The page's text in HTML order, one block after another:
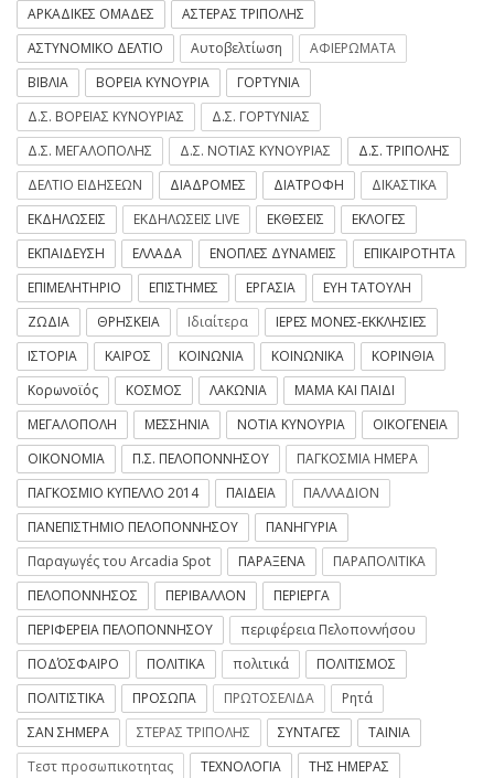
ΑΡΚΑΔΙΚΕΣ ΟΜΑΔΕΣ
ΑΣΤΕΡΑΣ ΤΡΙΠΟΛΗΣ
ΑΣΤΥΝΟΜΙΚΟ ΔΕΛΤΙΟ
Αυτοβελτίωση
ΑΦΙΕΡΩΜΑΤΑ
ΒΙΒΛΙΑ
ΒΟΡΕΙΑ ΚΥΝΟΥΡΙΑ
ΓΟΡΤΥΝΙΑ
Δ.Σ. ΒΟΡΕΙΑΣ ΚΥΝΟΥΡΙΑΣ
Δ.Σ. ΓΟΡΤΥΝΙΑΣ
Δ.Σ. ΜΕΓΑΛΟΠΟΛΗΣ
Δ.Σ. ΝΟΤΙΑΣ ΚΥΝΟΥΡΙΑΣ
Δ.Σ. ΤΡΙΠΟΛΗΣ
ΔΕΛΤΙΟ ΕΙΔΗΣΕΩΝ
ΔΙΑΔΡΟΜΕΣ ΔΙΑΤΡΟΦΗ
ΔΙΚΑΣΤΙΚΑ
ΕΚΔΗΛΩΣΕΙΣ
ΕΚΔΗΛΩΣΕΙΣ LIVE ΕΚΘΕΣΕΙΣ
ΕΚΛΟΓΕΣ
ΕΚΠΑΙΔΕΥΣΗ
ΕΛΛΑΔΑ ΕΝΟΠΛΕΣ ΔΥΝΑΜΕΙΣ
ΕΠΙΚΑΙΡΟΤΗΤΑ
ΕΠΙΜΕΛΗΤΗΡΙΟ
ΕΠΙΣΤΗΜΕΣ ΕΡΓΑΣΙΑ
ΕΥΗ ΤΑΤΟΥΛΗ
ΖΩΔΙΑ
ΘΡΗΣΚΕΙΑ Ιδιαίτερα
ΙΕΡΕΣ ΜΟΝΕΣ-ΕΚΚΛΗΣΙΕΣ
ΙΣΤΟΡΙΑ
ΚΑΙΡΟΣ ΚΟΙΝΩΝΙΑ ΚΟΙΝΩΝΙΚΑ
ΚΟΡΙΝΘΙΑ
Κορωνοϊός
ΚΟΣΜΟΣ ΛΑΚΩΝΙΑ
ΜΑΜΑ ΚΑΙ ΠΑΙΔΙ
ΜΕΓΑΛΟΠΟΛΗ
ΜΕΣΣΗΝΙΑ ΝΟΤΙΑ ΚΥΝΟΥΡΙΑ
ΟΙΚΟΓΕΝΕΙΑ
ΟΙΚΟΝΟΜΙΑ
Π.Σ. ΠΕΛΟΠΟΝΝΗΣΟΥ
ΠΑΓΚΟΣΜΙΑ ΗΜΕΡΑ
ΠΑΓΚΟΣΜΙΟ ΚΥΠΕΛΛΟ 2014
ΠΑΙΔΕΙΑ
ΠΑΛΛΑΔΙΟΝ
ΠΑΝΕΠΙΣΤΗΜΙΟ ΠΕΛΟΠΟΝΝΗΣΟΥ
ΠΑΝΗΓΥΡΙΑ
Παραγωγές του Arcadia Spot
ΠΑΡΑΞΕΝΑ
ΠΑΡΑΠΟΛΙΤΙΚΑ
ΠΕΛΟΠΟΝΝΗΣΟΣ
ΠΕΡΙΒΑΛΛΟΝ
ΠΕΡΙΕΡΓΑ
ΠΕΡΙΦΕΡΕΙΑ ΠΕΛΟΠΟΝΝΗΣΟΥ
περιφέρεια Πελοποννήσου
ΠΟΔΌΣΦΑΙΡΟ
ΠΟΛΙΤΙΚΑ πολιτικά
ΠΟΛΙΤΙΣΜΟΣ
ΠΟΛΙΤΙΣΤΙΚΑ
ΠΡΟΣΩΠΑ ΠΡΩΤΟΣΕΛΙΔΑ
Ρητά
ΣΑΝ ΣΗΜΕΡΑ
ΣΤΕΡΑΣ ΤΡΙΠΟΛΗΣ ΣΥΝΤΑΓΕΣ
ΤΑΙΝΙΑ
Τεστ προσωπικοτητας
ΤΕΧΝΟΛΟΓΙΑ
ΤΗΣ ΗΜΕΡΑΣ